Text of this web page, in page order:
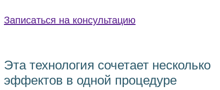
Записаться на консультацию
Эта технология сочетает несколько
эффектов в одной процедуре